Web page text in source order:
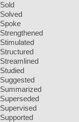
Sold
Solved
Spoke
Strengthened
Stimulated
Structured
Streamlined
Studied
Suggested
Summarized
Superseded
Supervised
Supported